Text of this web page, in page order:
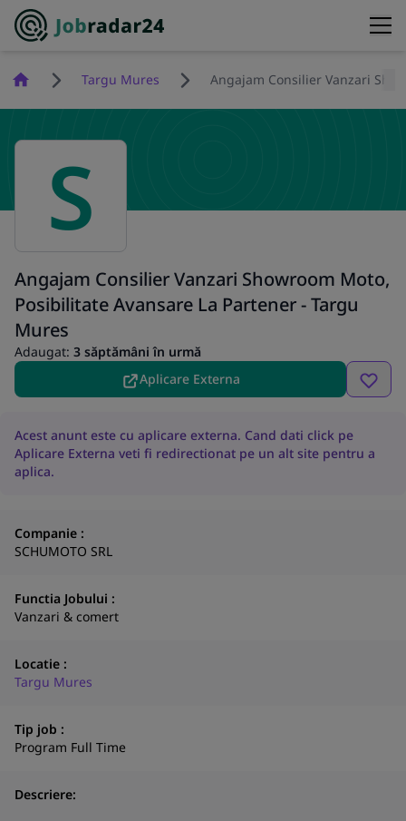
HomepageTargu Mures Angajam Consilier Vanzari
S
Angajam Consilier Vanzari Showroom Moto,
Posibilitate Avansare La Partener - Targu
Mures
Adaugat: 3 săptămâni în urmă
Aplicare Externa
Acest anunt este cu aplicare externa. Cand dati click pe
Aplicare Externa veti fi redirectionat pe un alt site pentru a
aplica.
Companie :
SCHUMOTO SRL
Functia Jobului :
Vanzari & comert
Locatie :
Targu Mures
Tip job :
Program Full Time
Descriere: